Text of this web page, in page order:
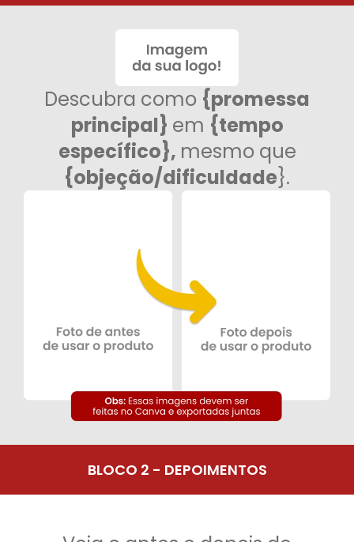
Descubra como {promessa
principal} em {tempo
específico}, mesmo que
{objeção/dificuldade}.
BLOCO 2 - DEPOIMENTOS